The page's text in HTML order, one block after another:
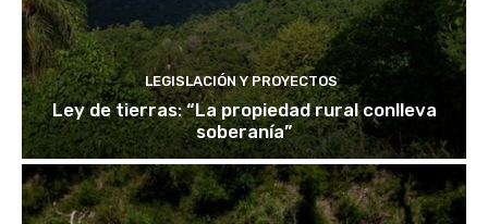
LEGISLACIÓN Y PROYECTOS
Ley de tierras: “La propiedad rural conlleva
soberanía”